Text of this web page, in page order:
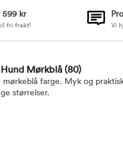
599 kr
fri frakt! Vi
Mørkblå (80)
farge. Myk og
størrelser.